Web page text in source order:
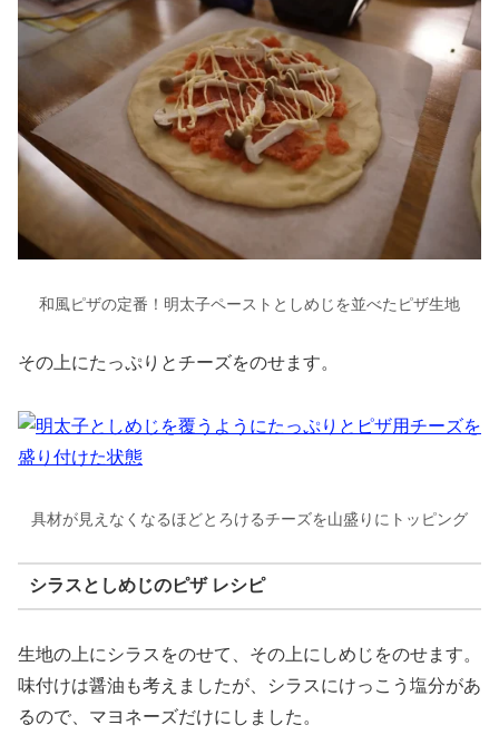
和風ピザの定番！明太子ペーストとしめじを並べたピザ生地
その上にたっぷりとチーズをのせます。
具材が見えなくなるほどとろけるチーズを山盛りにトッピング
シラスとしめじのピザ レシピ
生地の上にシラスをのせて、その上にしめじをのせます。
味付けは醤油も考えましたが、シラスにけっこう塩分があ
るので、マヨネーズだけにしました。